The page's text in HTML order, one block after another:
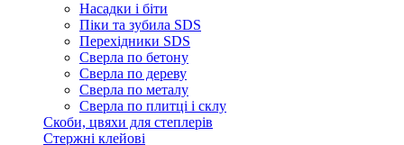
Насадки і біти
Піки та зубила SDS
Перехідники SDS
Сверла по бетону
Сверла по дереву
Сверла по металу
Сверла по плитці і склу
Скоби, цвяхи для степлерів
Стержні клейові